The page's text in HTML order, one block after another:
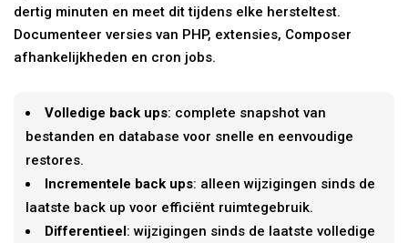
dertig minuten en meet dit tijdens elke hersteltest.
Documenteer versies van PHP, extensies, Composer
afhankelijkheden en cron jobs.
Volledige back ups: complete snapshot van
bestanden en database voor snelle en eenvoudige
restores.
Incrementele back ups: alleen wijzigingen sinds de
laatste back up voor efficiënt ruimtegebruik.
Differentieel: wijzigingen sinds de laatste volledige